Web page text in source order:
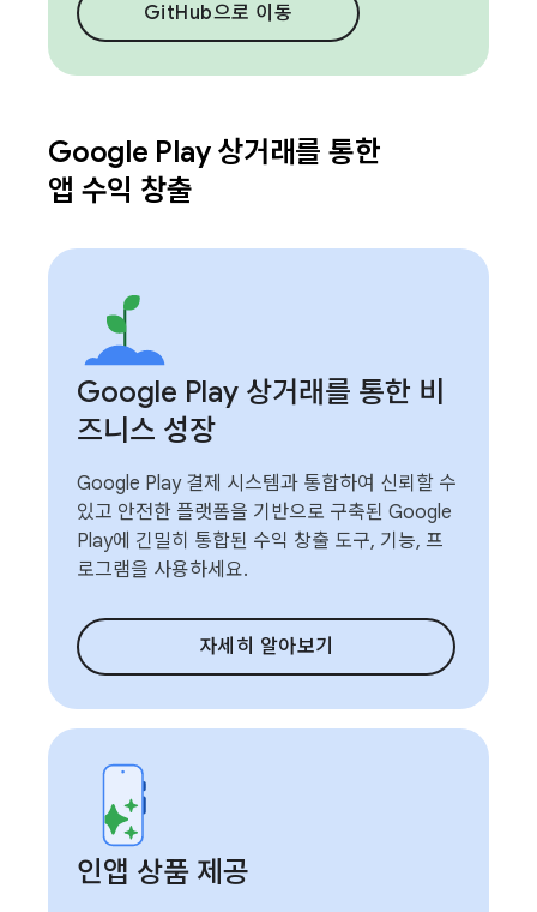
GitHub으로 이동
Google Play 상거래를 통한
앱 수익 창출
Google Play 상거래를 통한 비
즈니스 성장
Google Play 결제 시스템과 통합하여 신뢰할 수
있고 안전한 플랫폼을 기반으로 구축된 Google
Play에 긴밀히 통합된 수익 창출 도구, 기능, 프
로그램을 사용하세요.
자세히 알아보기
인앱 상품 제공